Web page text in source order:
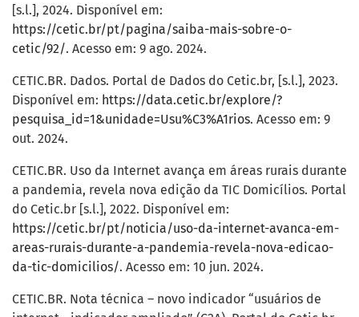
[s.l.], 2024. Disponível em:
https://cetic.br/pt/pagina/saiba-mais-sobre-o-
cetic/92/. Acesso em: 9 ago. 2024.
CETIC.BR. Dados. Portal de Dados do Cetic.br, [s.l.], 2023.
Disponível em: https://data.cetic.br/explore/?
pesquisa_id=1&unidade=Usu%C3%A1rios. Acesso em: 9
out. 2024.
CETIC.BR. Uso da Internet avança em áreas rurais durante
a pandemia, revela nova edição da TIC Domicílios. Portal
do Cetic.br [s.l.], 2022. Disponível em:
https://cetic.br/pt/noticia/uso-da-internet-avanca-em-
areas-rurais-durante-a-pandemia-revela-nova-edicao-
da-tic-domicilios/. Acesso em: 10 jun. 2024.
CETIC.BR. Nota técnica – novo indicador “usuários de